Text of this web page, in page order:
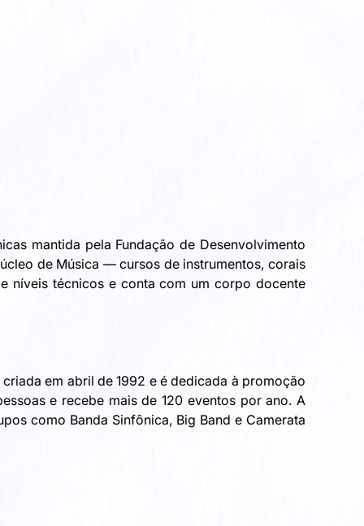
mantida pela Fundação de Desenvolvimento
de Música — cursos de instrumentos, corais
níveis técnicos e conta com um corpo docente
em abril de 1992 e é dedicada à promoção
e recebe mais de 120 eventos por ano. A
como Banda Sinfônica, Big Band e Camerata